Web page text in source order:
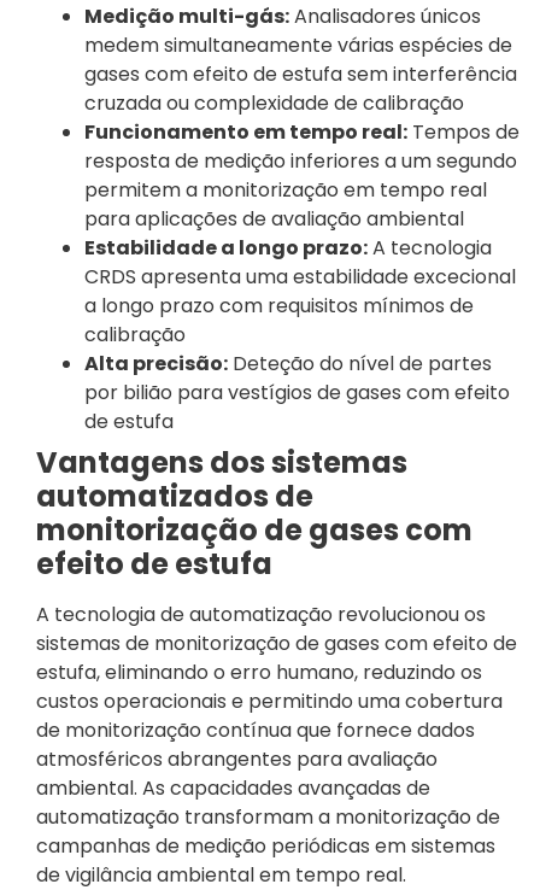
Medição multi-gás:Analisadores únicos
medem simultaneamente várias espécies de
gases com efeito de estufa sem interferência
cruzada ou complexidade de calibração
Funcionamento em tempo real: Tempos de
resposta de medição inferiores a um segundo
permitem a monitorização em tempo real
para aplicações de avaliação ambiental
Estabilidade a longo prazo:A tecnologia
CRDS apresenta uma estabilidade excecional
a longo prazo com requisitos mínimos de
calibração
Alta precisão: Deteção do nível de partes
por bilião para vestígios de gases com efeito
de estufa
Vantagens dos sistemas
automatizados de
monitorização de gases com
efeito de estufa
A tecnologia de automatização revolucionou os
sistemas de monitorização de gases com efeito de
estufa, eliminando o erro humano, reduzindo os
custos operacionais e permitindo uma cobertura
de monitorização contínua que fornece dados
atmosféricos abrangentes para avaliação
ambiental. As capacidades avançadas de
automatização transformam a monitorização de
campanhas de medição periódicas em sistemas
de vigilância ambiental em tempo real.